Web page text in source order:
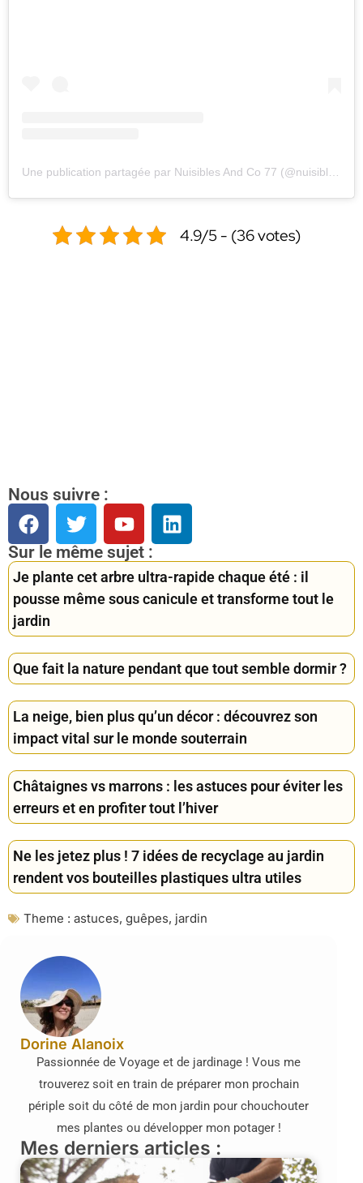
Une publication partagée par Nuisibles And Co 77 (@nuisiblesandco77)
4.9/5 - (36 votes)
Nous suivre :
Sur le même sujet :
Je plante cet arbre ultra-rapide chaque été : il
pousse même sous canicule et transforme tout le
jardin
Que fait la nature pendant que tout semble dormir ?
La neige, bien plus qu’un décor : découvrez son
impact vital sur le monde souterrain
Châtaignes vs marrons : les astuces pour éviter les
erreurs et en profiter tout l’hiver
Ne les jetez plus ! 7 idées de recyclage au jardin
rendent vos bouteilles plastiques ultra utiles
Theme : astuces, guêpes, jardin
Dorine Alanoix
Passionnée de Voyage et de jardinage ! Vous me
trouverez soit en train de préparer mon prochain
périple soit du côté de mon jardin pour chouchouter
mes plantes ou développer mon potager !
Mes derniers articles :